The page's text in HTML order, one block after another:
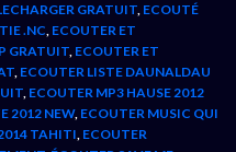
GRATUIT, ECOUTÉ
.NC, ECOUTER ET
GRATUIT, ECOUTER ET
, ECOUTER LISTE DAUNALDAU
, ECOUTER MP3 HAUSE 2012
2012 NEW, ECOUTER MUSIC QUI
TAHITI, ECOUTER